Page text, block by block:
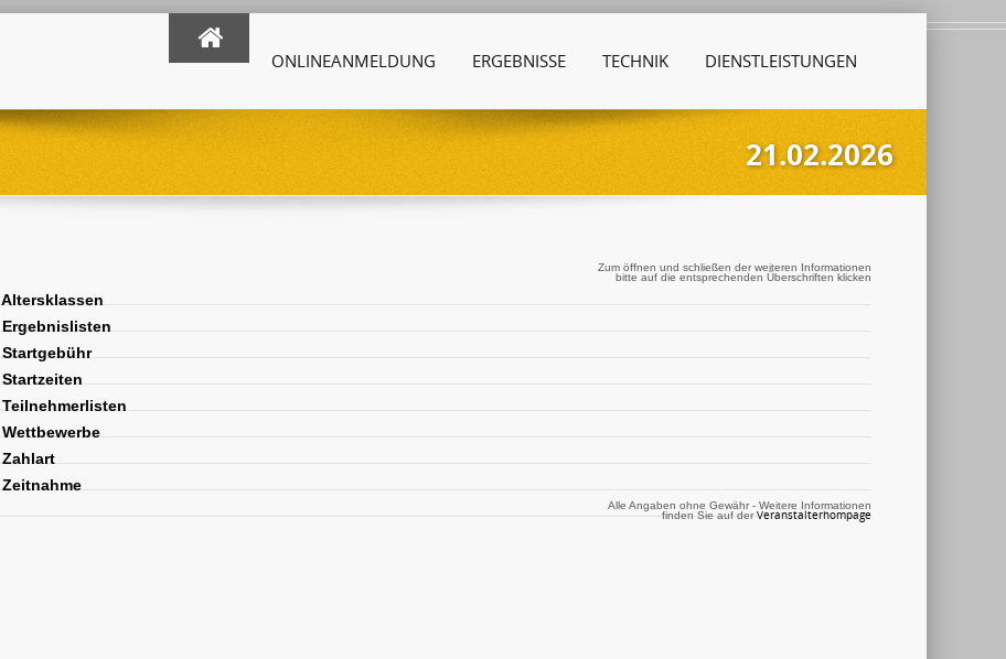
ONLINEANMELDUNG ERGEBNISSE TECHNIK DIENSTLEISTUNGEN
21.02.2026
Zum öffnen und schließen der weiteren Informationen
bitte auf die entsprechenden Überschriften klicken
Altersklassen
Ergebnislisten
Startgebühr
Startzeiten
Teilnehmerlisten
Wettbewerbe
Zahlart
Zeitnahme
Alle Angaben ohne Gewähr - Weitere Informationen
finden Sie auf der Veranstalterhompage